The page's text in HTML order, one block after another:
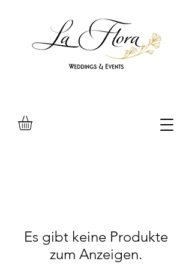
Es gibt keine Produkte
zum Anzeigen.